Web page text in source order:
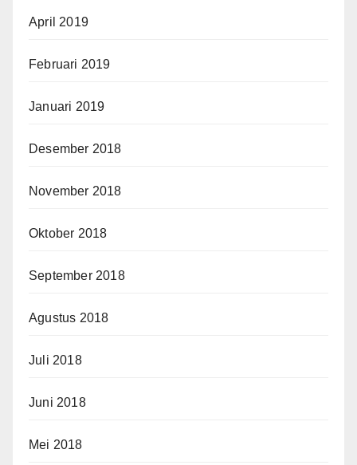
April 2019
Februari 2019
Januari 2019
Desember 2018
November 2018
Oktober 2018
September 2018
Agustus 2018
Juli 2018
Juni 2018
Mei 2018